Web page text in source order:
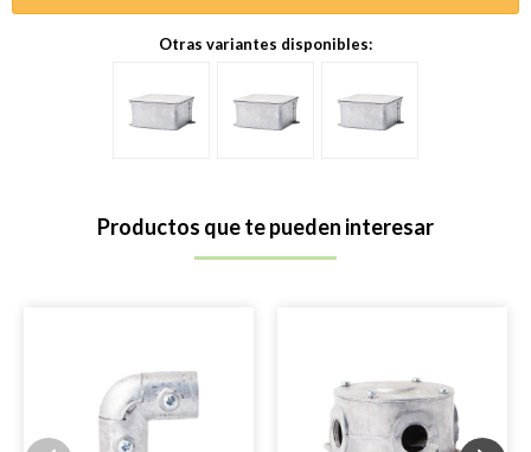
Otras variantes disponibles:
Productos que te pueden interesar